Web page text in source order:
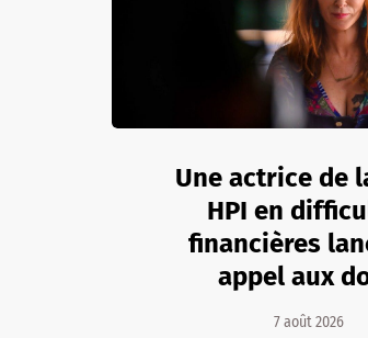
Une actrice de
HPI en
financières
appel aux
7 août 2026